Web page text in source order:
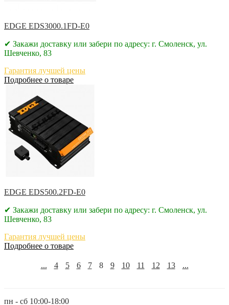
EDGE EDS3000.1FD-E0
✔ Закажи доставку или забери по адресу: г. Смоленск, ул.
Шевченко, 83
Гарантия лучшей цены
Подробнее о товаре
EDGE EDS500.2FD-E0
✔ Закажи доставку или забери по адресу: г. Смоленск, ул.
Шевченко, 83
Гарантия лучшей цены
Подробнее о товаре
... 4 5 6 7 8 9 10 11 12 13 ...
пн - сб 10:00-18:00